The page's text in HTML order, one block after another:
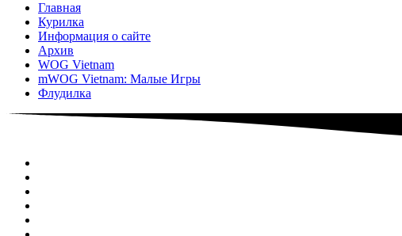
Главная
Курилка
Информация о сайте
Архив
WOG Vietnam
mWOG Vietnam: Малые Игры
Флудилка